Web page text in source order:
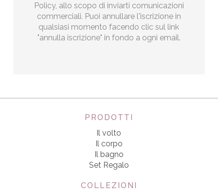
Policy, allo scopo di inviarti comunicazioni
commerciali. Puoi annullare l'iscrizione in
qualsiasi momento facendo clic sul link
"annulla iscrizione" in fondo a ogni email.
PRODOTTI
Il volto
Il corpo
Il bagno
Set Regalo
COLLEZIONI